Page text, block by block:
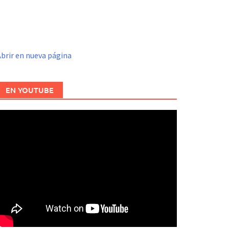
en nueva página
EN YOUTUBE